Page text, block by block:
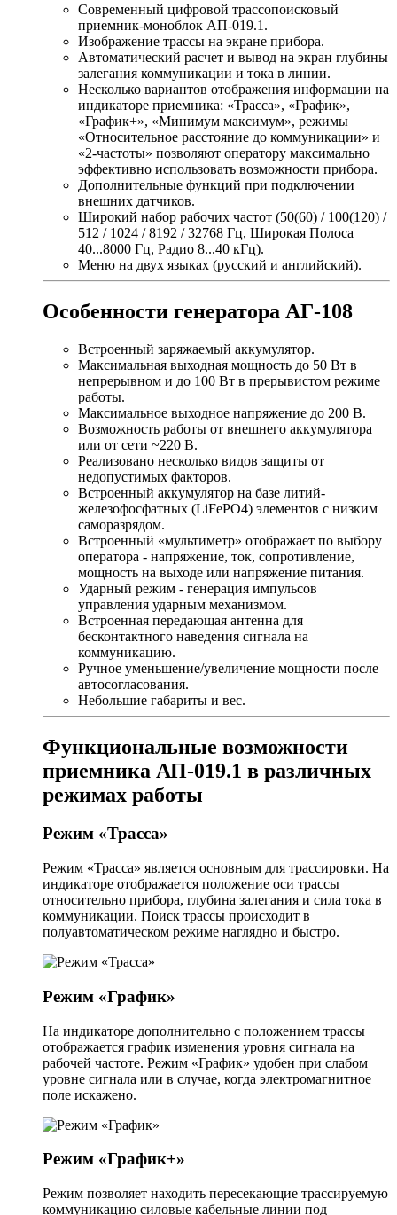
Современный цифровой трассопоисковый
приемник-моноблок АП-019.1.
Изображение трассы на экране прибора.
Автоматический расчет и вывод на экран глубины
залегания коммуникации и тока в линии.
Несколько вариантов отображения информации на
индикаторе приемника: «Трасса», «График»,
«График+», «Минимум максимум», режимы
«Относительное расстояние до коммуникации» и
«2-частоты» позволяют оператору максимально
эффективно использовать возможности прибора.
Дополнительные функций при подключении
внешних датчиков.
Широкий набор рабочих частот (50(60) / 100(120) /
512 / 1024 / 8192 / 32768 Гц, Широкая Полоса
40...8000 Гц, Радио 8...40 кГц).
Меню на двух языках (русский и английский).
Особенности генератора АГ-108
Встроенный заряжаемый аккумулятор.
Максимальная выходная мощность до 50 Вт в
непрерывном и до 100 Вт в прерывистом режиме
работы.
Максимальное выходное напряжение до 200 В.
Возможность работы от внешнего аккумулятора
или от сети ~220 В.
Реализовано несколько видов защиты от
недопустимых факторов.
Встроенный аккумулятор на базе литий-
железофосфатных (LiFePO4) элементов с низким
саморазрядом.
Встроенный «мультиметр» отображает по выбору
оператора - напряжение, ток, сопротивление,
мощность на выходе или напряжение питания.
Ударный режим - генерация импульсов
управления ударным механизмом.
Встроенная передающая антенна для
бесконтактного наведения сигнала на
коммуникацию.
Ручное уменьшение/увеличение мощности после
автосогласования.
Небольшие габариты и вес.
Функциональные возможности
приемника АП-019.1 в различных
режимах работы
Режим «Трасса»
Режим «Трасса» является основным для трассировки. На
индикаторе отображается положение оси трассы
относительно прибора, глубина залегания и сила тока в
коммуникации. Поиск трассы происходит в
полуавтоматическом режиме наглядно и быстро.
Режим «График»
На индикаторе дополнительно с положением трассы
отображается график изменения уровня сигнала на
рабочей частоте. Режим «График» удобен при слабом
уровне сигнала или в случае, когда электромагнитное
поле искажено.
Режим «График+»
Режим позволяет находить пересекающие трассируемую
коммуникацию силовые кабельные линии под